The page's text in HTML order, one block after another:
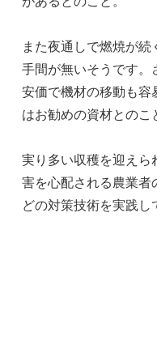
また夜通しで燃焼が
手間が無いそうです。
安価で機材の移動も容
はお勧めの資材とのこ
実り多い収穫を迎えら
害を心配される農業者
どの対策技術を実践し